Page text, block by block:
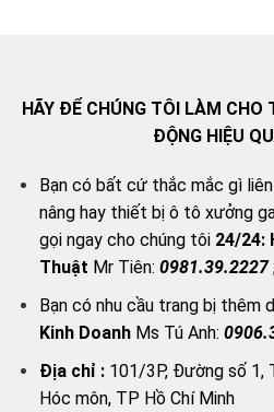
HÃY ĐỂ CHÚNG TÔI LÀM CHO
ĐỘNG HIỆU
Bạn có bất cứ thắc mắc gì
nâng hay thiết bị ô tô xưởng
gọi ngay cho chúng tôi 24/24:
Thuật Mr Tiên: 0981.39.2227
Bạn có nhu cầu trang bị thêm
Kinh DoanhMs Tú Anh:
Địa chỉ :101/3P, Đường số 1,
Hóc môn, TP Hồ Chí Minh